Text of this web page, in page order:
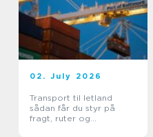
02. July 2026
Transport til letland
sådan får du styr på
fragt, ruter og